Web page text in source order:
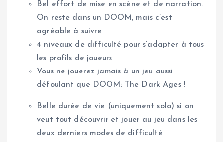
Bel effort de mise en scène et de narration.
On reste dans un DOOM, mais c’est
agréable à suivre
4 niveaux de difficulté pour s’adapter à tous
les profils de joueurs
Vous ne jouerez jamais à un jeu aussi
défoulant que DOOM: The Dark Ages !
Belle durée de vie (uniquement solo) si on
veut tout découvrir et jouer au jeu dans les
deux derniers modes de difficulté